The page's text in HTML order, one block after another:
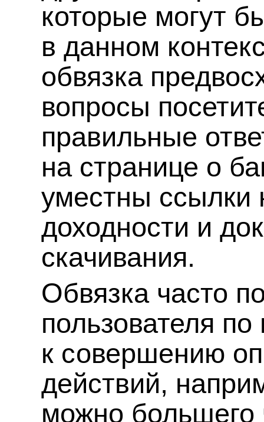
которые могут
в данном
обвязка
вопросы
правильные
на странице о
уместны ссылки
доходности и
скачивания.
Обвязка часто
пользователя
к совершению
действий,
можно большего